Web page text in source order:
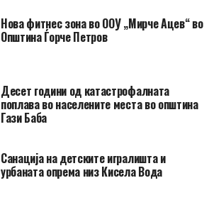
Нова фитнес зона во ООУ „Мирче Ацев“ во
Општина Ѓорче Петров
Десет години од катастрофалната
поплава во населените места во општина
Гази Баба
​Санација на детските игралишта и
урбаната опрема низ Кисела Вода